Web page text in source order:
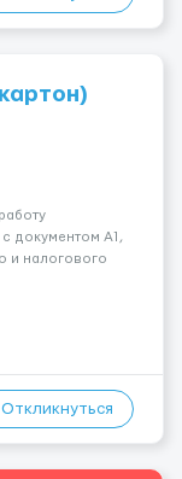
документом A1,
и налогового
доступом к
Откликнуться